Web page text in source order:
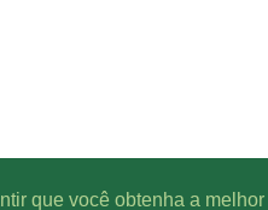
que você obtenha a